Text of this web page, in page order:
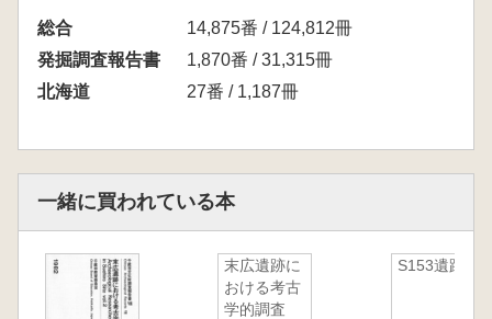
総合
14,875番 / 124,812冊
発掘調査報告書
1,870番 / 31,315冊
北海道
27番 / 1,187冊
一緒に買われている本
末広遺跡に
おける考古
学的調査
S153遺跡